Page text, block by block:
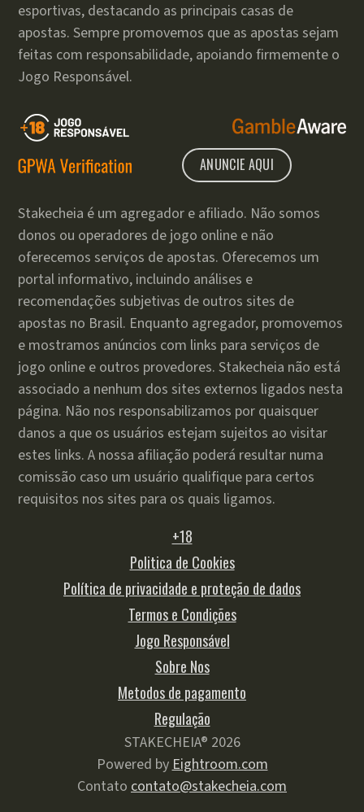
esportivas, destacando as principais casas de
apostas. Sempre promovemos que as apostas sejam
feitas com responsabilidade, apoiando firmemente o
Jogo Responsável.
ANUNCIE AQUI
Stakecheia é um agregador e afiliado. Não somos
donos ou operadores de jogo online e não
oferecemos serviços de apostas. Oferecemos um
portal informativo, incluindo análises e
recomendações subjetivas de outros sites de
apostas no Brasil. Enquanto agregador, promovemos
e mostramos anúncios com links para serviços de
jogo online e outros provedores. Stakecheia não está
associado a nenhum dos sites externos ligados nesta
página. Não nos responsabilizamos por quaisquer
danos a que os usuários estejam sujeitos ao visitar
estes links. A nossa afiliação poderá resultar numa
comissão caso um usuário qualifique para certos
requisitos nos sites para os quais ligamos.
+18
Politica de Cookies
Política de privacidade e proteção de dados
Termos e Condições
Jogo Responsável
Sobre Nos
Metodos de pagamento
Regulação
STAKECHEIA® 2026
Powered by Eightroom.com
Contato contato@stakecheia.com